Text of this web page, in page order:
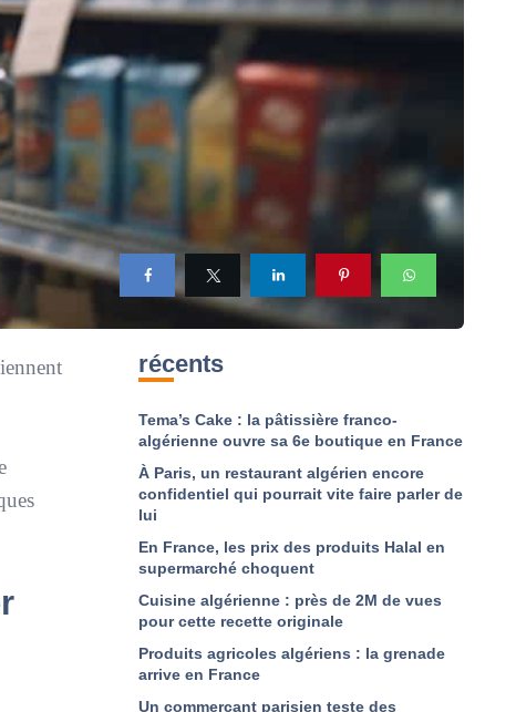
récents
Tema’s Cake : la pâtissière franco-
algérienne ouvre sa 6e boutique en France
À Paris, un restaurant algérien encore
confidentiel qui pourrait vite faire parler de
lui
En France, les prix des produits Halal en
supermarché choquent
Cuisine algérienne : près de 2M de vues
pour cette recette originale
Produits agricoles algériens : la grenade
arrive en France
Un commerçant parisien teste des